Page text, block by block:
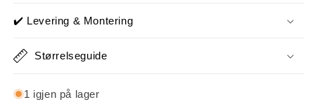
✔️ Levering & Montering
Størrelseguide
1 igjen på lager